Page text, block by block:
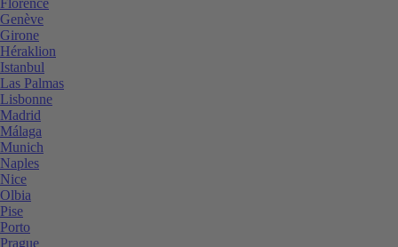
Genève
Girone
Héraklion
Istanbul
Las Palmas
Lisbonne
Madrid
Málaga
Munich
Naples
Nice
Olbia
Pise
Porto
Prague